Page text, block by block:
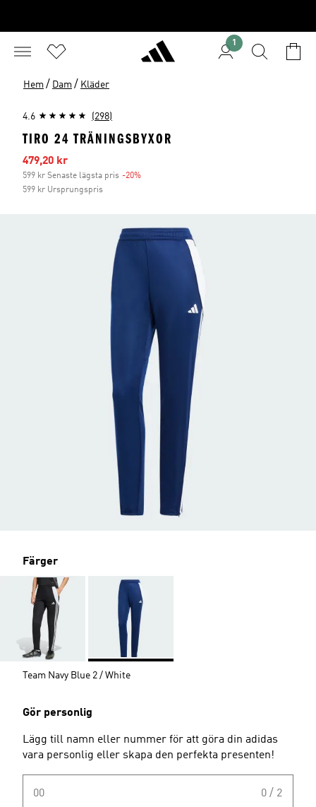
1
Hem / Dam / Kläder
4.6 (298)
TIRO 24 TRÄNINGSBYXOR
Reapris
479,20 kr
599 kr Senaste lägsta pris -20%
599 kr Ursprungspris
Färger
Team Navy Blue 2 / White
Gör personlig
Lägg till namn eller nummer för att göra din adidas
vara personlig eller skapa den perfekta presenten!
00 0 / 2